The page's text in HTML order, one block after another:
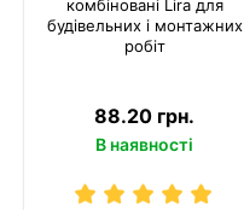
комбіновані Lira для
будівельних і монтажних
робіт
88.20 грн.
В наявності